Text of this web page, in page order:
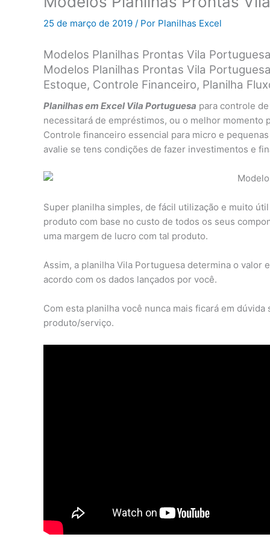
25 de março de 2019 / Por Planilhas Excel
Modelos Planilhas Prontas Vila
Modelos Planilhas Prontas Vila
Estoque, Controle Financeiro, Planilha
Planilhas em Excel Vila Portuguesa para controle de
necessitará de empréstimos, ou o melhor
Controle financeiro essencial para micro e
avalie se tens condições de fazer investimentos e
Super planilha simples, de fácil utilização e muito
produto com base no custo de todos os seus
uma margem de lucro com tal produto.
Assim, a planilha Vila Portuguesa determina o
acordo com os dados lançados por você.
Com esta planilha você nunca mais ficará em
produto/serviço.